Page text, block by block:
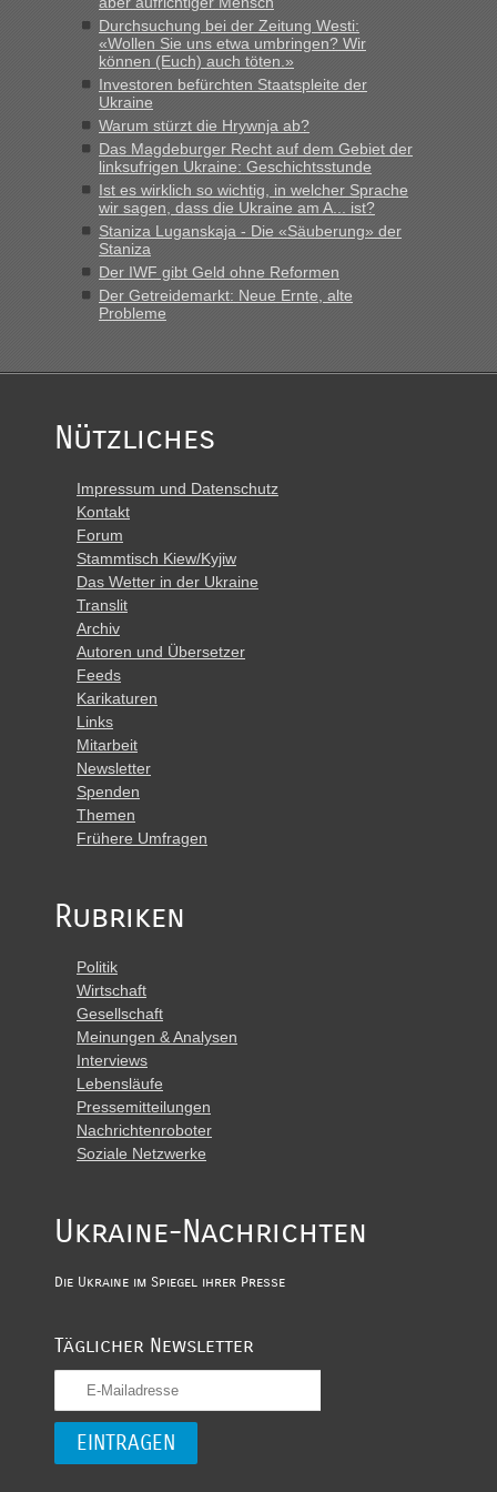
Berichte und Reisetipps • Re: An welchem
Grenzübergang zwischen Polen und der Ukraine geht es am
schnellsten?
„Derzeit, ist es überall sehr voll an den Grenzen Ukraine/
Polen. Zb. Krakovets 100 PKW ca. 10 h Wartezeit. Wollen
Montag rüber, versuchen es sehr früh.“
Durchsuchung bei der Zeitung Westi:
«Wollen Sie uns etwa umbringen? Wir
können (Euch) auch töten.»
Investoren befürchten Staatspleite der
Ukraine
Warum stürzt die Hrywnja ab?
Das Magdeburger Recht auf dem Gebiet der
linksufrigen Ukraine: Geschichtsstunde
Ist es wirklich so wichtig, in welcher Sprache
wir sagen, dass die Ukraine am A... ist?
Staniza Luganskaja - Die «Säuberung» der
Staniza
Der IWF gibt Geld ohne Reformen
Der Getreidemarkt: Neue Ernte, alte
Probleme
Nützliches
Impressum und Datenschutz
Kontakt
Forum
Stammtisch Kiew/Kyjiw
Das Wetter in der Ukraine
Translit
Archiv
Autoren und Übersetzer
Feeds
Karikaturen
Links
Mitarbeit
Newsletter
Spenden
Themen
Frühere Umfragen
Rubriken
Politik
Wirtschaft
Gesellschaft
Meinungen & Analysen
Interviews
Lebensläufe
Pressemitteilungen
Nachrichtenroboter
Soziale Netzwerke
Ukraine-Nachrichten
Die Ukraine im Spiegel ihrer Presse
Täglicher Newsletter